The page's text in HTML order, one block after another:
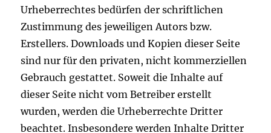
Urheberrechtes bedürfen der schriftlichen
Zustimmung des jeweiligen Autors bzw.
Erstellers. Downloads und Kopien dieser Seite
sind nur für den privaten, nicht kommerziellen
Gebrauch gestattet. Soweit die Inhalte auf
dieser Seite nicht vom Betreiber erstellt
wurden, werden die Urheberrechte Dritter
beachtet. Insbesondere werden Inhalte Dritter